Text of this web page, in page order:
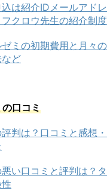
は紹介IDメールアド
クロウ先生の紹介制度
ミの初期費用と月々
ど
口コミ
判は？口コミと感想
い口コミと評判は？